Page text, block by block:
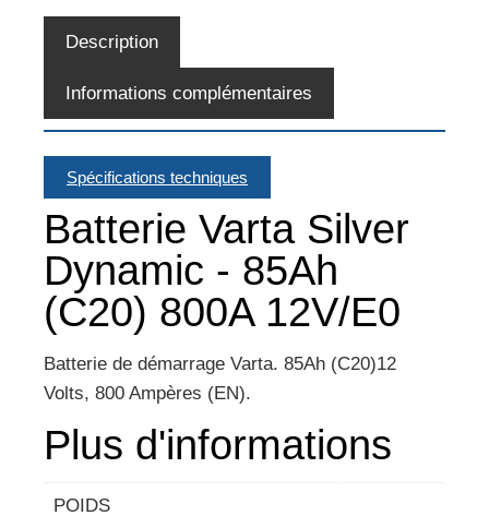
Description
Informations complémentaires
Spécifications techniques
Batterie Varta Silver
Dynamic - 85Ah
(C20) 800A 12V/E0
Batterie de démarrage Varta. 85Ah (C20)12
Volts, 800 Ampères (EN).
Plus d'informations
POIDS